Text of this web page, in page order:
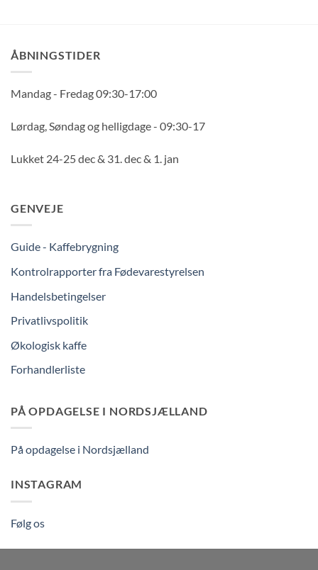
ÅBNINGSTIDER
Mandag - Fredag 09:30-17:00
Lørdag, Søndag og helligdage - 09:30-17
Lukket 24-25 dec & 31. dec & 1. jan
GENVEJE
Guide - Kaffebrygning
Kontrolrapporter fra Fødevarestyrelsen
Handelsbetingelser
Privatlivspolitik
Økologisk kaffe
Forhandlerliste
PÅ OPDAGELSE I NORDSJÆLLAND
På opdagelse i Nordsjælland
INSTAGRAM
Følg os